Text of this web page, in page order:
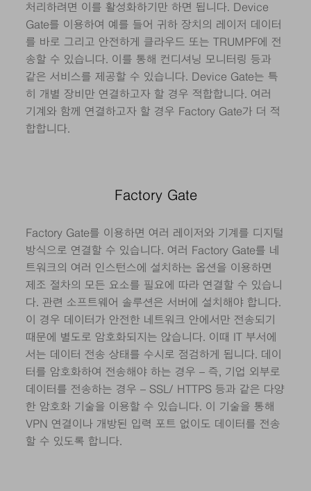
처리하려면 이를 활성화하기만 하면 됩니다. Device
Gate를 이용하여 예를 들어 귀하 장치의 레이저 데이터
를 바로 그리고 안전하게 클라우드 또는 TRUMPF에 전
송할 수 있습니다. 이를 통해 컨디셔닝 모니터링 등과
같은 서비스를 제공할 수 있습니다. Device Gate는 특
히 개별 장비만 연결하고자 할 경우 적합합니다. 여러
기계와 함께 연결하고자 할 경우 Factory Gate가 더 적
합합니다.
Factory Gate
Factory Gate를 이용하면 여러 레이저와 기계를 디지털
방식으로 연결할 수 있습니다. 여러 Factory Gate를 네
트워크의 여러 인스턴스에 설치하는 옵션을 이용하면
제조 절차의 모든 요소를 필요에 따라 연결할 수 있습니
다. 관련 소프트웨어 솔루션은 서버에 설치해야 합니다.
이 경우 데이터가 안전한 네트워크 안에서만 전송되기
때문에 별도로 암호화되지는 않습니다. 이때 IT 부서에
서는 데이터 전송 상태를 수시로 점검하게 됩니다. 데이
터를 암호화하여 전송해야 하는 경우 – 즉, 기업 외부로
데이터를 전송하는 경우 – SSL/ HTTPS 등과 같은 다양
한 암호화 기술을 이용할 수 있습니다. 이 기술을 통해
VPN 연결이나 개방된 입력 포트 없이도 데이터를 전송
할 수 있도록 합니다.